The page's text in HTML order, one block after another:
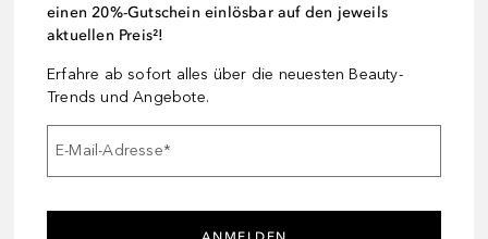
einen 20%-Gutschein einlösbar auf den jeweils
aktuellen Preis²!
Erfahre ab sofort alles über die neuesten Beauty-
Trends und Angebote.
E-Mail-Adresse*